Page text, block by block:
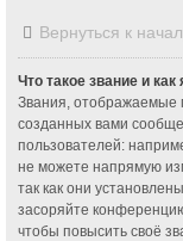
Вернуться к
Что такое звание и
Звания, отображаемые
созданных вами
пользователей:
не можете напрямую
так как они
засоряйте
чтобы повысить своё